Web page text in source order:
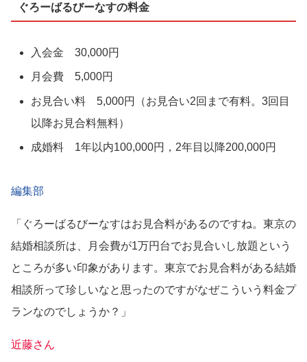
ぐろーばるびーなすの料金
入会金 30,000円
月会費 5,000円
お見合い料 5,000円（お見合い2回まで有料。3回目
以降お見合料無料）
成婚料 1年以内100,000円，2年目以降200,000円
編集部
「ぐろーばるびーなすはお見合料があるのですね。東京の
結婚相談所は、月会費が1万円台でお見合いし放題という
ところが多い印象があります。東京でお見合料がある結婚
相談所って珍しいなと思ったのですがなぜこういう料金プ
ランなのでしょうか？」
近藤さん